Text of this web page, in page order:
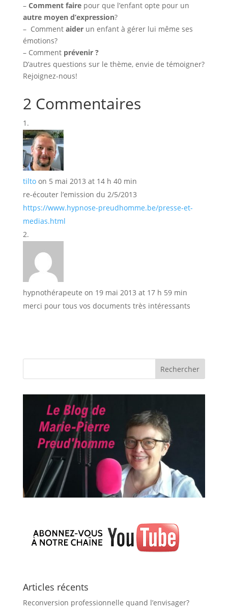
– Comment fairepour que l’enfant opte pour un
autre moyen d’expression?
– Commentaiderun enfant à gérer lui même ses
émotions?
– Comment prévenir ?
D’autres questions sur le thème, envie de témoigner?
Rejoignez-nous!
2 Commentaires
tilto on 5 mai 2013 at 14 h 40 min
re-écouter l’emission du 2/5/2013
https://www.hypnose-preudhomme.be/presse-et-
medias.html
hypnothérapeute on 19 mai 2013 at 17 h 59 min
merci pour tous vos documents très intéressants
Articles récents
Reconversion professionnelle quand l’envisager?